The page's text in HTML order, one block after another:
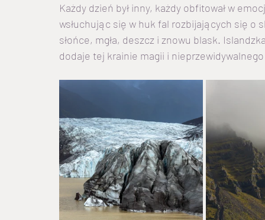
Każdy dzień był inny, każdy obfitował w
wsłuchując się w huk fal rozbijających się o
słońce, mgła, deszcz i znowu blask.
dodaje tej krainie magii i